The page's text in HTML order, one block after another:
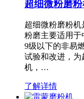
超细微粉磨
超细微粉磨粉
粉磨主要适用于
9级以下的非易
试验和改进，
机，…
了解详情